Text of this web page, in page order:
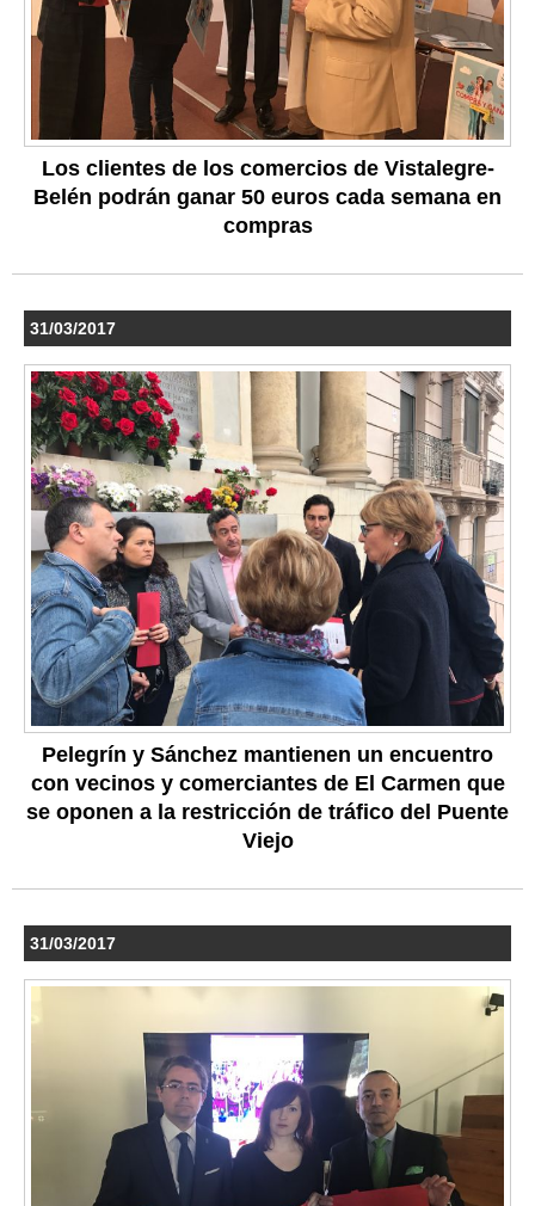
Los clientes de los comercios de Vistalegre-
Belén podrán ganar 50 euros cada semana en
compras
31/03/2017
Pelegrín y Sánchez mantienen un encuentro
con vecinos y comerciantes de El Carmen que
se oponen a la restricción de tráfico del Puente
Viejo
31/03/2017